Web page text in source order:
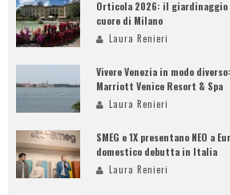
Orticola 2026: il
cuore di Milano
Laura Renieri
Vivere Venezia in modo
Marriott Venice Resort & Spa
Laura Renieri
SMEG e 1X presentano NEO a
domestico debutta in Italia
Laura Renieri